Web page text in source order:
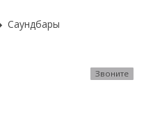
Саундбары
Звоните